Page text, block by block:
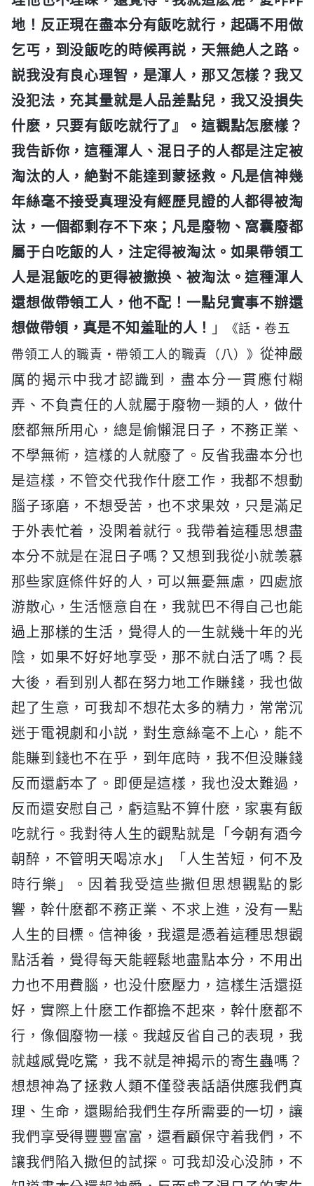
地！反正現在盡本分有飯吃就行，起碼不用做
乞丐，到没飯吃的時候再説，天無絶人之路。
説我没有良心理智，是渾人，那又怎樣？我又
没犯法，充其量就是人品差點兒，我又没損失
什麽，只要有飯吃就行了』。這觀點怎麽樣？
我告訴你，這種渾人、混日子的人都是注定被
淘汰的人，絶對不能達到蒙拯救。凡是信神幾
年絲毫不接受真理没有經歷見證的人都得被淘
汰，一個都剩存不下來；凡是廢物、窩囊廢都
屬于白吃飯的人，注定得被淘汰。如果帶領工
人是混飯吃的更得被撤换、被淘汰。這種渾人
還想做帶領工人，他不配！一點兒實事不辦還
想做帶領，真是不知羞耻的人！ 」
《話・卷五
帶領工人的職責・帶領工人的職責（八）》 從神嚴
厲的揭示中我才認識到，盡本分一貫應付糊
弄、不負責任的人就屬于廢物一類的人，做什
麽都無所用心，總是偷懶混日子，不務正業、
不學無術，這樣的人就廢了。反省我盡本分也
是這樣，不管交代我作什麽工作，我都不想動
腦子琢磨，不想受苦，也不求果效，只是滿足
于外表忙着，没閑着就行。我帶着這種思想盡
本分不就是在混日子嗎？又想到我從小就羡慕
那些家庭條件好的人，可以無憂無慮，四處旅
游散心，生活愜意自在，我就巴不得自己也能
過上那樣的生活，覺得人的一生就幾十年的光
陰，如果不好好地享受，那不就白活了嗎？長
大後，看到别人都在努力地工作賺錢，我也做
起了生意，可我却不想花太多的精力，常常沉
迷于電視劇和小説，對生意絲毫不上心，能不
能賺到錢也不在乎，到年底時，我不但没賺錢
反而還虧本了。即便是這樣，我也没太難過，
反而還安慰自己，虧這點不算什麽，家裏有飯
吃就行。我對待人生的觀點就是「今朝有酒今
朝醉，不管明天喝凉水」「人生苦短，何不及
時行樂」。因着我受這些撒但思想觀點的影
響，幹什麽都不務正業、不求上進，没有一點
人生的目標。信神後，我還是憑着這種思想觀
點活着，覺得每天能輕鬆地盡點本分，不用出
力也不用費腦，也没什麽壓力，這樣生活還挺
好，實際上什麽工作都擔不起來，幹什麽都不
行，像個廢物一樣。我越反省自己的表現，我
就越感覺吃驚，我不就是神揭示的寄生蟲嗎？
想想神為了拯救人類不僅發表話語供應我們真
理、生命，還賜給我們生存所需要的一切，讓
我們享受得豐豐富富，還看顧保守着我們，不
讓我們陷入撒但的試探。可我却没心没肺，不